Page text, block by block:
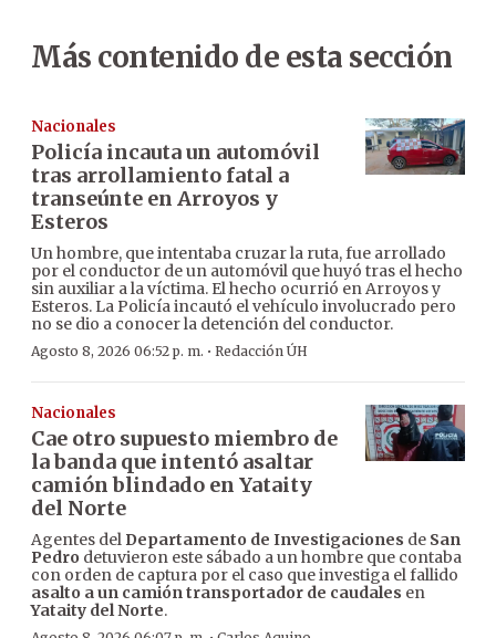
Más contenido de esta sección
Nacionales
Policía incauta un automóvil
tras arrollamiento fatal a
transeúnte en Arroyos y
Esteros
Un hombre, que intentaba cruzar la ruta, fue arrollado
por el conductor de un automóvil que huyó tras el hecho
sin auxiliar a la víctima. El hecho ocurrió en Arroyos y
Esteros. La Policía incautó el vehículo involucrado pero
no se dio a conocer la detención del conductor.
Agosto 8, 2026 06:52 p. m. · Redacción ÚH
Nacionales
Cae otro supuesto miembro de
la banda que intentó asaltar
camión blindado en Yataity
del Norte
Agentes del Departamento de Investigaciones de San
Pedro detuvieron este sábado a un hombre que contaba
con orden de captura por el caso que investiga el fallido
asalto a un camión transportador de caudales en
Yataity del Norte.